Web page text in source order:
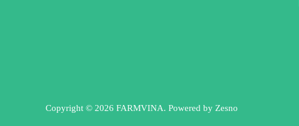
Copyright © 2026 FARMVINA. Powered by Zesno